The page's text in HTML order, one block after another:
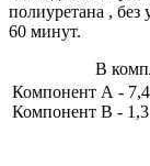
полиуретана , без
60 минут.
В
Компонент А -
Компонент В - 1,3